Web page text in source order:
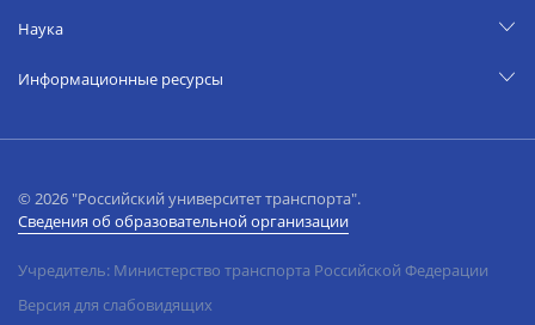
Наука
Информационные ресурсы
© 2026 "Российский университет транспорта".
Сведения об образовательной организации
Учредитель: Министерство транспорта Российской Федерации
Версия для слабовидящих